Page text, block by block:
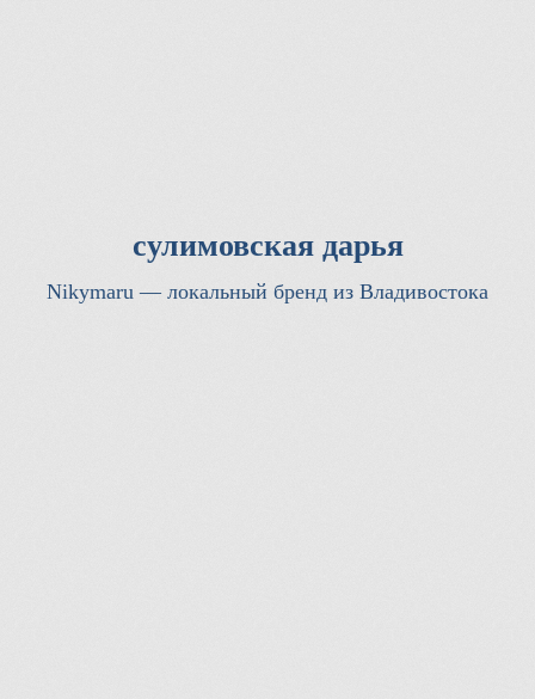
сулимовская дарья
Nikymaru — локальный бренд из Владивостока